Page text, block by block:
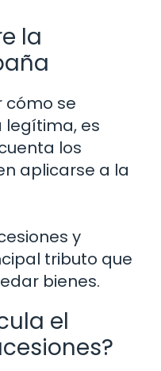
la
cómo se
legítima, es
los
aplicarse a la
y
tributo que
bienes.
el